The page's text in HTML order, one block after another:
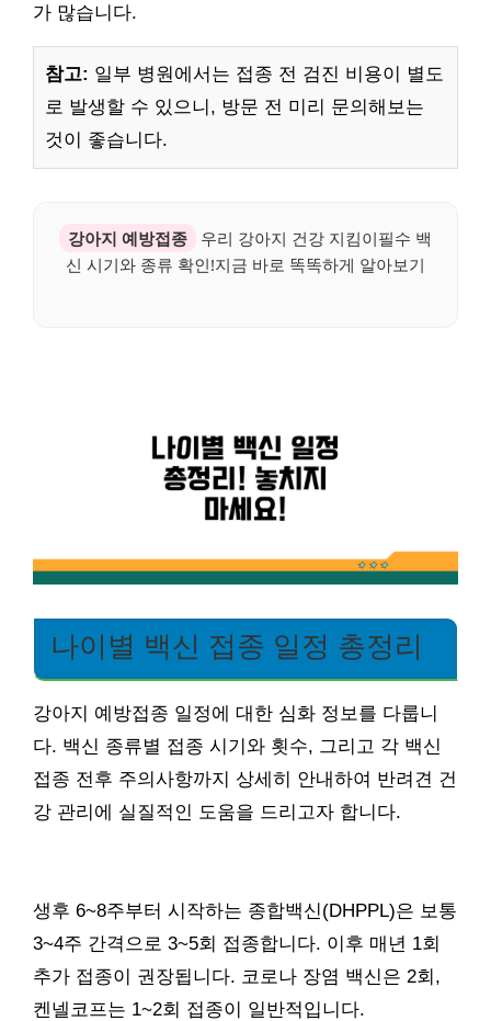
가 많습니다.
참고: 일부 병원에서는 접종 전 검진 비용이 별도
로 발생할 수 있으니, 방문 전 미리 문의해보는
것이 좋습니다.
강아지 예방접종
우리 강아지 건강 지킴이필수 백
신 시기와 종류 확인!지금 바로 똑똑하게 알아보기
나이별 백신 접종 일정 총정리
강아지 예방접종 일정에 대한 심화 정보를 다룹니
다. 백신 종류별 접종 시기와 횟수, 그리고 각 백신
접종 전후 주의사항까지 상세히 안내하여 반려견 건
강 관리에 실질적인 도움을 드리고자 합니다.
생후 6~8주부터 시작하는 종합백신(DHPPL)은 보통
3~4주 간격으로 3~5회 접종합니다. 이후 매년 1회
추가 접종이 권장됩니다. 코로나 장염 백신은 2회,
켄넬코프는 1~2회 접종이 일반적입니다.